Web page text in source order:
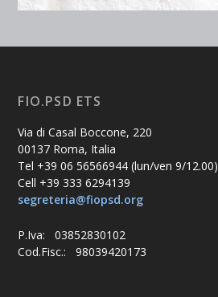
FIO.PSD ETS
Via di Casal Boccone, 220
00137 Roma, Italia
Tel +39 06 56566944 (lun/ven 9/12.00)
Cell +39 333 6294139
segreteria@fiopsd.org
P.Iva: 03852830102
Cod.Fisc.: 98039420173